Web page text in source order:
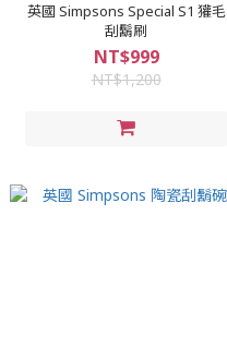
英國 Simpsons Special S1 獾毛
刮鬍刷
NT$999
NT$1,200